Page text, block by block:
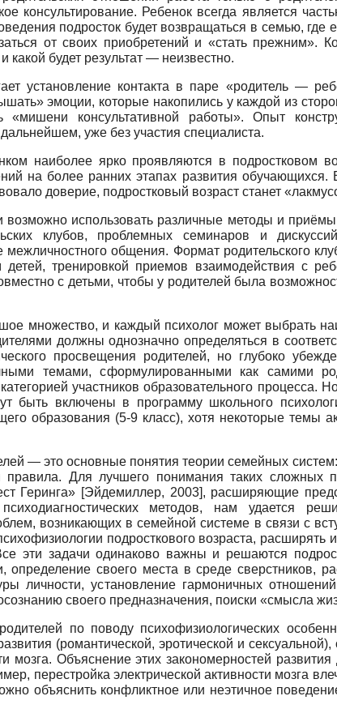
консультирование. Ребенок всегда является
подросток будет возвращаться в семью,
от своих приобретений и «стать
какой будет результат — неизвестно.
установление контакта в паре «родитель —
эмоции, которые накопились у каждой из
консультативной работы». Опыт
уже без участия специалиста.
наиболее ярко проявляются в подростковом
на более ранних этапах развития
доверие, подростковый возраст станет
возможно использовать различные методы и
клубов, проблемных семинаров и
межличностного общения. Формат родительского
тренировкой приемов взаимодействия с
с детьми, чтобы у родителей была
множество, и каждый психолог может выбрать
должны однозначно определяться в
просвещения родителей, но глубоко
темами, сформулированными как самими
участников образовательного
быть включены в программу школьного
образования (5-9 класс), хотя некоторые темы
— это основные понятия теории семейных
Для лучшего понимания таких сложных
Геринга» [Эйдемиллер, 2003], расширяющие
методов, нам удается
возникающих в семейной системе в связи с
подросткового возраста, расширять
эти задачи одинаково важны и решаются
определение своего места в среде сверстников,
личности, установление гармоничных
своего предназначения, поиски «смысла
по поводу психофизиологических
(романтической, эротической и
мозга. Объяснение этих закономерностей
перестройка электрической активности мозга
объяснить конфликтное или неэтичное